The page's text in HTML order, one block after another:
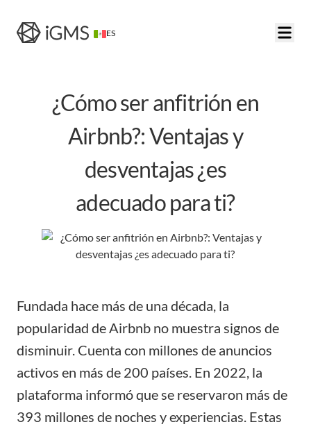
ES
¿Cómo ser anfitrión en
Airbnb?: Ventajas y
desventajas ¿es
adecuado para ti?
Fundada hace más de una década, la
popularidad de Airbnb no muestra signos de
disminuir. Cuenta con millones de anuncios
activos en más de 200 países. En 2022, la
plataforma informó que se reservaron más de
393 millones de noches y experiencias. Estas